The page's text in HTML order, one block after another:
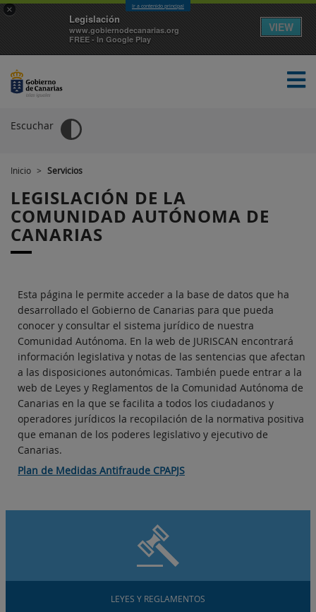
×
Legislación
www.gobiernodecanarias.org
FREE - In Google Play
VIEW
Ir a contenido principal
EL GOBIERNO
Escuchar
Inicio > Servicios
LEGISLACIÓN DE LA
COMUNIDAD AUTÓNOMA DE
CANARIAS
Esta página le permite acceder a la base de datos que ha
desarrollado el Gobierno de Canarias para que pueda
conocer y consultar el sistema jurídico de nuestra
Comunidad Autónoma. En la web de JURISCAN encontrará
información legislativa y notas de las sentencias que afectan
a las disposiciones autonómicas. También puede entrar a la
web de Leyes y Reglamentos de la Comunidad Autónoma de
Canarias en la que se facilita a todos los ciudadanos y
operadores jurídicos la recopilación de la normativa positiva
que emanan de los poderes legislativo y ejecutivo de
Canarias.
Plan de Medidas Antifraude CPAPJS
LEYES Y REGLAMENTOS